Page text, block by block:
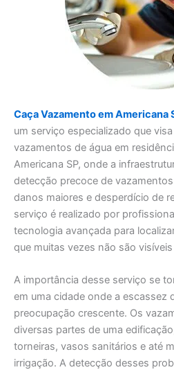
Caça Vazamento em Americana
um serviço especializado que
vazamentos de água em
Americana SP, onde a
detecção precoce de
danos maiores e desperdício de
serviço é realizado por
tecnologia avançada para
que muitas vezes não são
A importância desse serviço se
em uma cidade onde a escassez
preocupação crescente. Os
diversas partes de uma
torneiras, vasos sanitários e até
irrigação. A detecção desses